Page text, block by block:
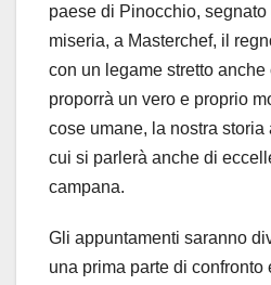
paese di Pinocchio,
miseria, a Masterchef, il
con un legame stretto
proporrà un vero e proprio
cose umane, la nostra storia
cui si parlerà anche di
campana.
Gli appuntamenti saranno
una prima parte di confronto